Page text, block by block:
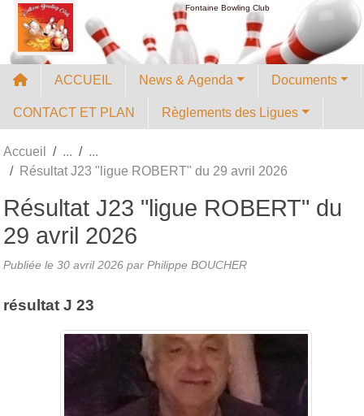
Fontaine Bowling Club
ACCUEIL News & Agenda Documents
CONTACT ET PLAN Règlements des Ligues
Accueil
Résultat J23 "ligue ROBERT" du 29 avril 2026
Résultat J23 "ligue ROBERT" du
29 avril 2026
Publiée le 30 avril 2026 par Philippe BOUCHER
résultat J 23
Panneau de gestion des cookies